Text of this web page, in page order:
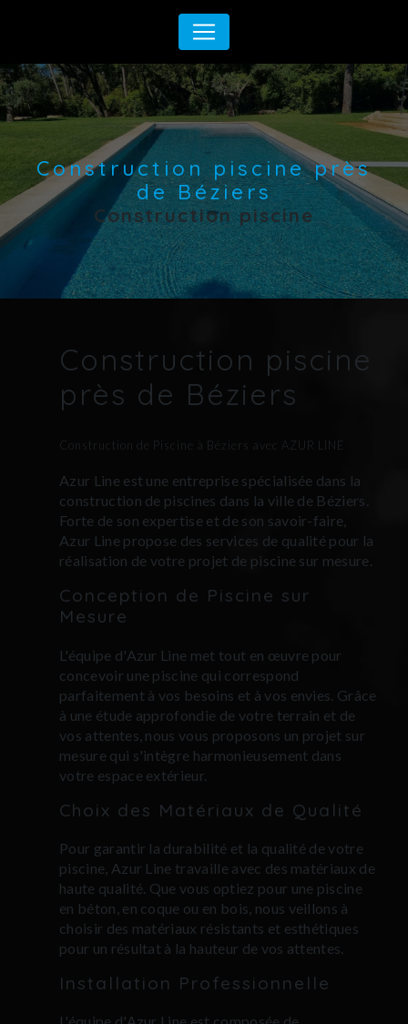
Construction piscine près
de Béziers
Construction piscine
Construction piscine
près de Béziers
Construction de Piscine à Béziers avec AZUR LINE
Azur Line est une entreprise spécialisée dans la
construction de piscines dans la ville de Béziers.
Forte de son expertise et de son savoir-faire,
Azur Line propose des services de qualité pour la
réalisation de votre projet de piscine sur mesure.
Conception de Piscine sur
Mesure
L'équipe d'Azur Line met tout en œuvre pour
concevoir une piscine qui correspond
parfaitement à vos besoins et à vos envies. Grâce
à une étude approfondie de votre terrain et de
vos attentes, nous vous proposons un projet sur
mesure qui s'intègre harmonieusement dans
votre espace extérieur.
Choix des Matériaux de Qualité
Pour garantir la durabilité et la qualité de votre
piscine, Azur Line travaille avec des matériaux de
haute qualité. Que vous optiez pour une piscine
en béton, en coque ou en bois, nous veillons à
choisir des matériaux résistants et esthétiques
pour un résultat à la hauteur de vos attentes.
Installation Professionnelle
Panneau de gestion des cookies